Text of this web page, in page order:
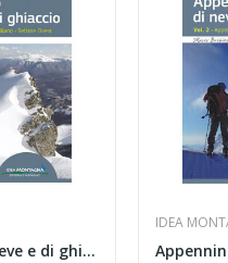
Appennino di neve e di ghiaccio
IDEA